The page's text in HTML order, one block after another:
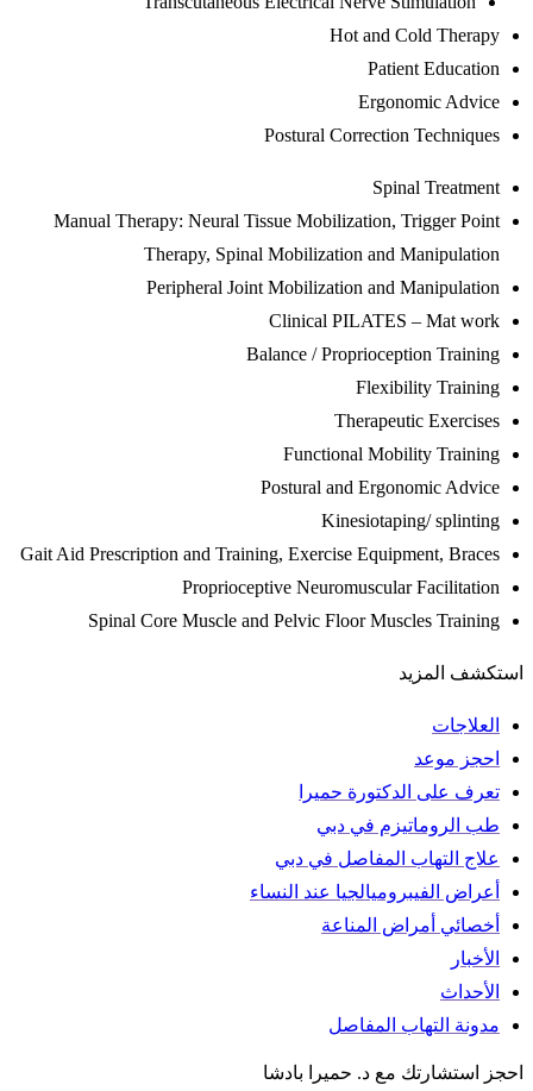
Hot and Cold Therapy
Patient Education
Ergonomic Advice
Postural Correction Techniques
Spinal Treatment
Manual Therapy: Neural Tissue Mobilization, Trigger Point
Therapy, Spinal Mobilization and Manipulation
Peripheral Joint Mobilization and Manipulation
Clinical PILATES – Mat work
Balance / Proprioception Training
Flexibility Training
Therapeutic Exercises
Functional Mobility Training
Postural and Ergonomic Advice
Kinesiotaping/ splinting
Gait Aid Prescription and Training, Exercise Equipment, Braces
Proprioceptive Neuromuscular Facilitation
Spinal Core Muscle and Pelvic Floor Muscles Training
استكشف المزيد
العلاجات
احجز موعد
تعرف على الدكتورة حميرا
طب الروماتيزم في دبي
علاج التهاب المفاصل في دبي
أعراض الفيبروميالجيا عند النساء
أخصائي أمراض المناعة
الأخبار
الأحداث
مدونة التهاب المفاصل
احجز استشارتك مع د. حميرا بادشا